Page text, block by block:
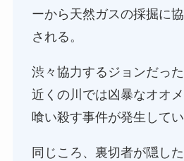
ーから天然ガスの採掘に
される。
渋々協力するジョンだっ
近くの川では凶暴なオオ
喰い殺す事件が発生してい
同じころ、裏切者が隠し